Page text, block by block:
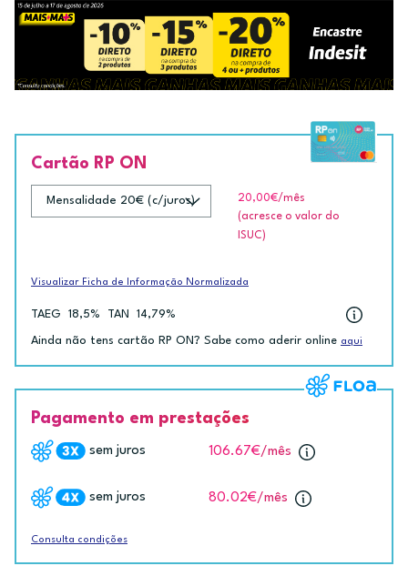
Cartão RP ON
20,00€/mês
(acresce o valor do
ISUC)
Visualizar Ficha de Informação Normalizada
TAEG 18,5% TAN 14,79%
Ainda não tens cartão RP ON? Sabe como aderir online aqui
Pagamento em prestações
sem juros 106.67€/mês
sem juros 80.02€/mês
Consulta condições